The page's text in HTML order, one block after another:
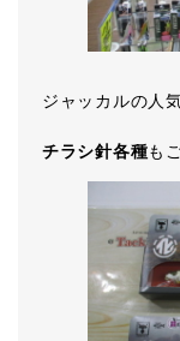
ジャッカルの人
チラシ針各種も